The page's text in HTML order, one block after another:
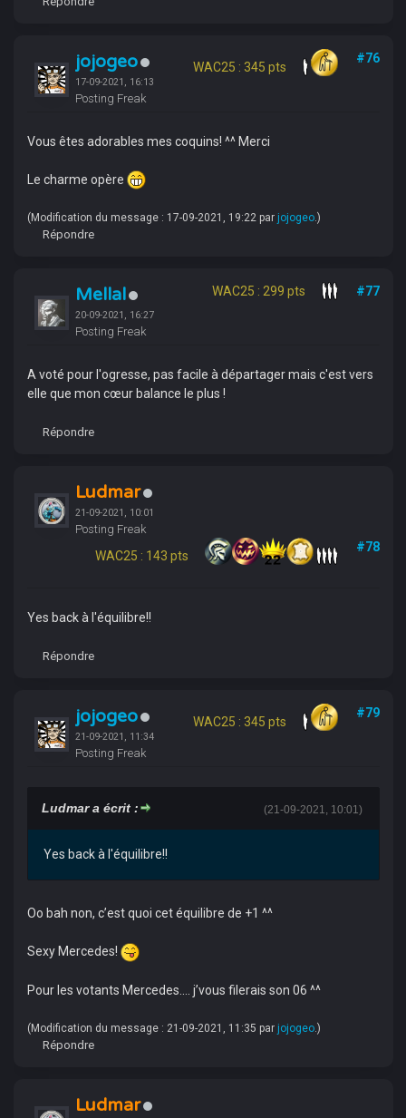
jojogeo
17-09-2021, 16:13
Posting Freak
WAC25 : 345 pts
#76
Vous êtes adorables mes coquins! ^^ Merci
Le charme opère
(Modification du message : 17-09-2021, 19:22 par jojogeo.)
Répondre
Mellal
20-09-2021, 16:27
Posting Freak
WAC25 : 299 pts #77
A voté pour l'ogresse, pas facile à départager mais c'est vers
elle que mon cœur balance le plus !
Répondre
Ludmar
21-09-2021, 10:01
Posting Freak
WAC25 : 143 pts
#78
Yes back à l'équilibre!!
Répondre
jojogeo
21-09-2021, 11:34
Posting Freak
WAC25 : 345 pts
#79
(21-09-2021, 10:01)
Ludmar a écrit :
Yes back à l'équilibre!!
Oo bah non, c’est quoi cet équilibre de +1 ^^
Sexy Mercedes!
Pour les votants Mercedes.... j’vous filerais son 06 ^^
(Modification du message : 21-09-2021, 11:35 par jojogeo.)
Répondre
Ludmar